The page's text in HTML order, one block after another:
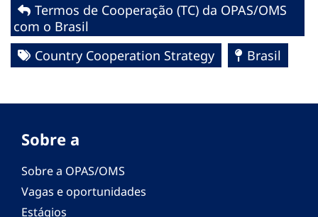
Termos de Cooperação (TC) da OPAS/OMS
com o Brasil
Country Cooperation Strategy
Brasil
Sobre a
Sobre a OPAS/OMS
Vagas e oportunidades
Estágios